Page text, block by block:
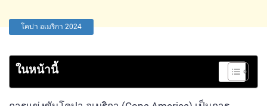
โคปา อเมริกา 2024
ในหน้านี้